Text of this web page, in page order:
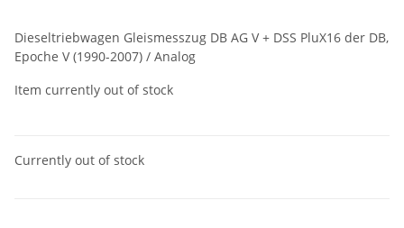
Dieseltriebwagen Gleismesszug DB AG V + DSS PluX16 der DB,
Epoche V (1990-2007) / Analog
Item currently out of stock
Currently out of stock